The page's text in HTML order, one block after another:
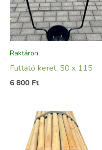
Raktáron
Futtató keret, 50 x 115
6 800 Ft